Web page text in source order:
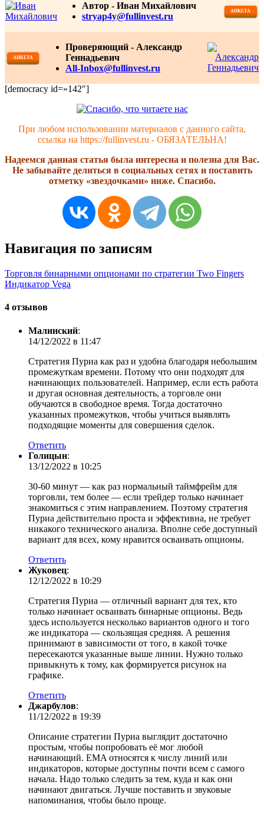
Автор - Иван Михайлович
stryap4y@fullinvest.ru
АНКЕТА
АНКЕТА
Проверяющий - Александр
Геннадьевич
All-Inbox@fullinvest.ru
[democracy id=»142″]
При любом использовании материалов с данного сайта,
ссылка на https://fullinvest.ru - ОБЯЗАТЕЛЬНА!
Надеемся данная статья была интересна и полезна для Вас.
Не забывайте делиться в социальных сетях и поставить
отметку «звездочками» ниже. Спасибо.
Навигация по записям
Торговля бинарными опционами по стратегии Two Fingers
Индикатор Vega
4 отзывов
Малинский:
14/12/2022 в 11:47
Стратегия Пуриа как раз и удобна благодаря небольшим
промежуткам времени. Потому что они подходят для
начинающих пользователей. Например, если есть работа
и другая основная деятельность, а торговле они
обучаются в свободное время. Тогда достаточно
указанных промежутков, чтобы учиться выявлять
подходящие моменты для совершения сделок.
Ответить
Голицын:
13/12/2022 в 10:25
30-60 минут — как раз нормальный таймфрейм для
торговли, тем более — если трейдер только начинает
знакомиться с этим направлением. Поэтому стратегия
Пуриа действительно проста и эффективна, не требует
никакого технического анализа. Вполне себе доступный
вариант для всех, кому нравится осваивать опционы.
Ответить
Жуковец:
12/12/2022 в 10:29
Стратегия Пуриа — отличный вариант для тех, кто
только начинает осваивать бинарные опционы. Ведь
здесь используется несколько вариантов одного и того
же индикатора — скользящая средняя. А решения
принимают в зависимости от того, в какой точке
пересекаются указанные выше линии. Нужно только
привыкнуть к тому, как формируется рисунок на
графике.
Ответить
Джарбулов:
11/12/2022 в 19:39
Описание стратегии Пуриа выглядит достаточно
простым, чтобы попробовать её мог любой
начинающий. EMA относятся к числу линий или
индикаторов, которые доступны почти всем с самого
начала. Надо только следить за тем, куда и как они
начинают двигаться. Лучше поставить и звуковые
напоминания, чтобы было проще.